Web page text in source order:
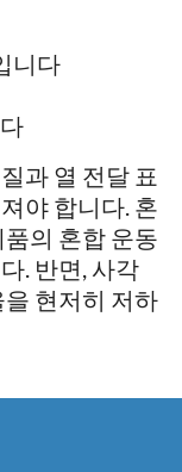
니다
과 열 전달 표
야 합니다. 혼
의 혼합 운동
. 반면, 사각
현저히 저하